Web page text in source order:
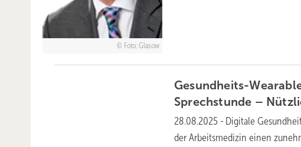
Foto: Glasow
Gesundheits-
Sprechstunde –
28.08.2025 - Digitale
der Arbeitsmedizin einen